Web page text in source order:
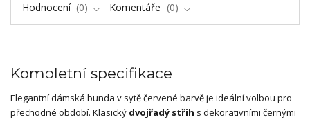
Hodnocení
0 Komentáře 0
Kompletní specifikace
Elegantní dámská bunda v sytě červené barvě je ideální volbou pro
přechodné období. Klasický dvojřadý střih s dekorativními černými